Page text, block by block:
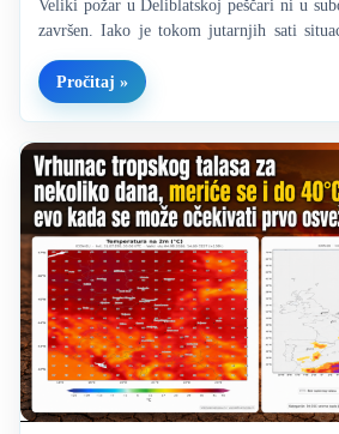
Veliki požar u Deliblatskoj peščari ni u
završen. Iako je tokom jutarnjih sati
lokalizovana, a zbog velikog broja žarišta,
Pročitaj »